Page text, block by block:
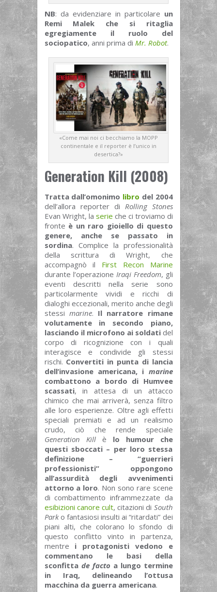
NB: da evidenziare in particolare un
Remi Malek che si ritaglia
egregiamente il ruolo del
sociopatico, anni prima di Mr. Robot.
«Come mai noi ci becchiamo la MOPP
continentale e il reporter è l’unico in
desertica?»
Generation Kill (2008)
Tratta dall’omonimo libro del 2004
dell’allora reporter di Rolling Stones
Evan Wright, la serie che ci troviamo di
fronte è un raro gioiello di questo
genere, anche se passato in
sordina. Complice la professionalità
della scrittura di Wright, che
accompagnò il First Recon Marine
durante l’operazione Iraqi Freedom, gli
eventi descritti nella serie sono
particolarmente vividi e ricchi di
dialoghi eccezionali, merito anche degli
stessi marine. Il narratore rimane
volutamente in secondo piano,
lasciando il microfono ai soldatidel
corpo di ricognizione con i quali
interagisce e condivide gli stessi
rischi. Convertiti in punta di lancia
dell’invasione americana, i marine
combattono a bordo di Humvee
scassati, in attesa di un attacco
chimico che mai arriverà, senza filtro
alle loro esperienze. Oltre agli effetti
speciali premiati e ad un realismo
crudo, ciò che rende speciale
Generation Killè lo humour che
questi sboccati – per loro stessa
definizione – “guerrieri
professionisti” oppongono
all’assurdità degli avvenimenti
attorno a loro. Non sono rare scene
di combattimento inframmezzate da
esibizioni canore cult, citazioni di South
Parko fantasiosi insulti ai “ritardati” dei
piani alti, che colorano lo sfondo di
questo conflitto vinto in partenza,
mentre i protagonisti vedono e
commentano le basi della
sconfitta de facto a lungo termine
in Iraq, delineando l’ottusa
macchina da guerra americana.